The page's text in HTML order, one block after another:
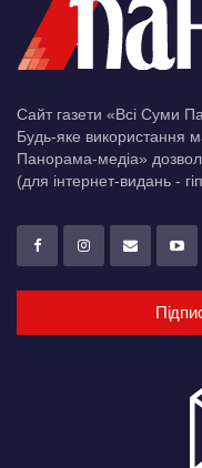
Сайт газети «Всі Суми
Будь-яке використання
Панорама-медіа»
(для інтернет-видань -